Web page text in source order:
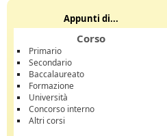
Appunti di...
Corso
Primario
Secondario
Baccalaureato
Formazione
Università
Concorso interno
Altri corsi